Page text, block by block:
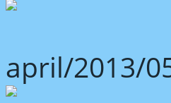
april/2013/